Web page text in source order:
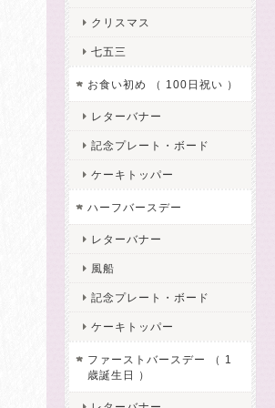
クリスマス
七五三
お食い初め （ 100日祝い ）
レターバナー
記念プレート・ボード
ケーキトッパー
ハーフバースデー
レターバナー
風船
記念プレート・ボード
ケーキトッパー
ファーストバースデー （ 1
歳誕生日 ）